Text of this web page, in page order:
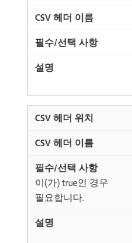
이(가) true인 경우
필요합니다.